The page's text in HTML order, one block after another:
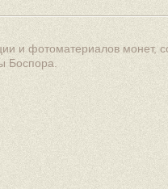
и фотоматериалов монет,
Боспора